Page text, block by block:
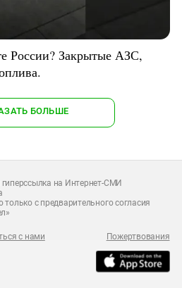
России? Закрытые АЗС,
БОЛЬШЕ
на Интернет-СМИ
с предварительного согласия
с нами Пожертвования